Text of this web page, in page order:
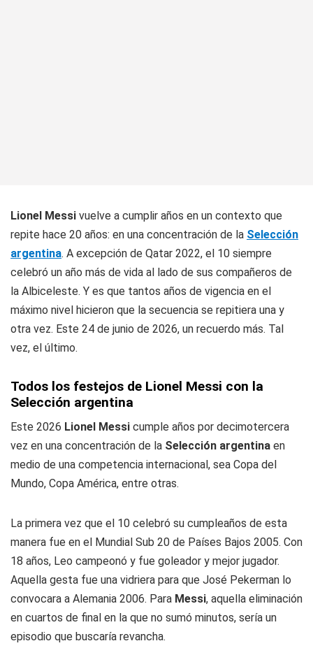
Lionel Messi vuelve a cumplir años en un contexto que
repite hace 20 años: en una concentración de la Selección
argentina. A excepción de Qatar 2022, el 10 siempre
celebró un año más de vida al lado de sus compañeros de
la Albiceleste. Y es que tantos años de vigencia en el
máximo nivel hicieron que la secuencia se repitiera una y
otra vez. Este 24 de junio de 2026, un recuerdo más. Tal
vez, el último.
Todos los festejos de Lionel Messi con la
Selección argentina
Este 2026 Lionel Messi cumple años por decimotercera
vez en una concentración de la Selección argentina en
medio de una competencia internacional, sea Copa del
Mundo, Copa América, entre otras.
La primera vez que el 10 celebró su cumpleaños de esta
manera fue en el Mundial Sub 20 de Países Bajos 2005. Con
18 años, Leo campeonó y fue goleador y mejor jugador.
Aquella gesta fue una vidriera para que José Pekerman lo
convocara a Alemania 2006. Para Messi, aquella eliminación
en cuartos de final en la que no sumó minutos, sería un
episodio que buscaría revancha.